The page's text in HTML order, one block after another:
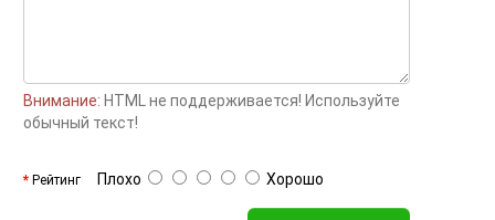
Внимание: HTML не поддерживается! Используйте
обычный текст!
Рейтинг Плохо Хорошо